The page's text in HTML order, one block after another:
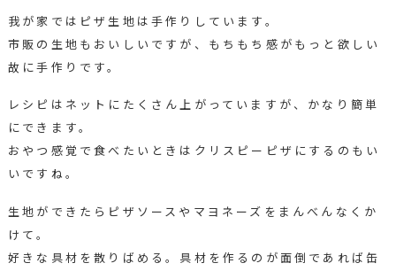
我が家ではピザ生地は手作りしています。
市販の生地もおいしいですが、もちもち感がもっと欲しい
故に手作りです。
レシピはネットにたくさん上がっていますが、かなり簡単
にできます。
おやつ感覚で食べたいときはクリスピーピザにするのもい
いですね。
生地ができたらピザソースやマヨネーズをまんべんなくか
けて。
好きな具材を散りばめる。具材を作るのが面倒であれば缶